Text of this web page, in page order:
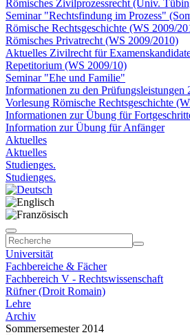
Römisches Zivilprozessrecht (Univ.
Seminar "Rechtsfindung im Prozess"
Römische Rechtsgeschichte (WS 2009/
Römisches Privatrecht (WS 2009/2010)
Aktuelles Zivilrecht für
Repetitorium (WS 2009/10)
Seminar "Ehe und Familie"
Informationen zu den Prüfungsleistungen
Vorlesung Römische Rechtsgeschichte
Informationen zur Übung für
Information zur Übung für Anfänger
Aktuelles
Aktuelles
Studienges.
Studienges.
Universität
Fachbereiche & Fächer
Fachbereich V - Rechtswissenschaft
Rüfner (Droit Romain)
Lehre
Archiv
Sommersemester 2014